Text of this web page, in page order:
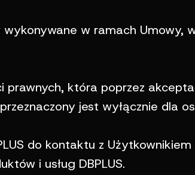
w ramach Umowy,
która poprzez
jest wyłącznie dla
do kontaktu z Użytkownikiem
i usług DBPLUS.